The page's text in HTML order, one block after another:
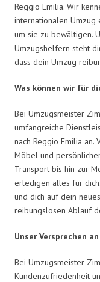
Reggio Emilia. Wir
internationalen Umzug
um sie zu bewältigen.
Umzugshelfern steht
dass dein Umzug
Was können wir für
Bei Umzugsmeister
umfangreiche
nach Reggio Emilia
Möbel und
Transport bis hin zur
erledigen alles für
und dich auf dein
reibungslosen Ablauf
Unser Versprechen
Bei Umzugsmeister
Kundenzufriedenheit